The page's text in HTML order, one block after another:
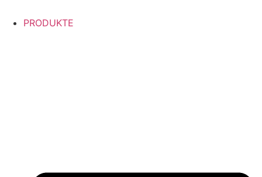
PRODUKTE